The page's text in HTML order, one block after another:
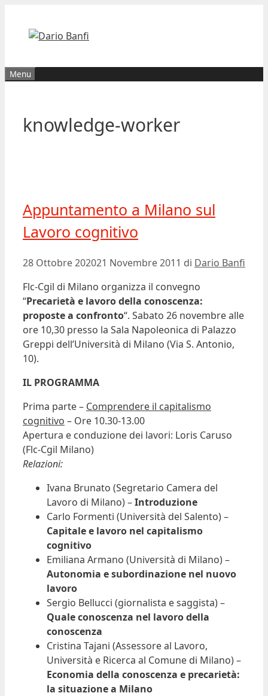
contenuto
Menu
knowledge-worker
Appuntamento a Milano sul
Lavoro cognitivo
28 Ottobre 202021 Novembre 2011 di Dario Banfi
Flc-Cgil di Milano organizza il convegno
“Precarietà e lavoro della conoscenza:
proposte a confronto“. Sabato 26 novembre alle
ore 10,30 presso la Sala Napoleonica di Palazzo
Greppi dell’Università di Milano (Via S. Antonio,
10).
IL PROGRAMMA
Prima parte – Comprendere il capitalismo
cognitivo – Ore 10.30-13.00
Apertura e conduzione dei lavori: Loris Caruso
(Flc-Cgil Milano)
Relazioni:
Ivana Brunato (Segretario Camera del
Lavoro di Milano) –Introduzione
Carlo Formenti (Università del Salento) –
Capitale e lavoro nel capitalismo
cognitivo
Emiliana Armano (Università di Milano) –
Autonomia e subordinazione nel nuovo
lavoro
Sergio Bellucci (giornalista e saggista) –
Quale conoscenza nel lavoro della
conoscenza
Cristina Tajani (Assessore al Lavoro,
Università e Ricerca al Comune di Milano) –
Economia della conoscenza e precarietà:
la situazione a Milano